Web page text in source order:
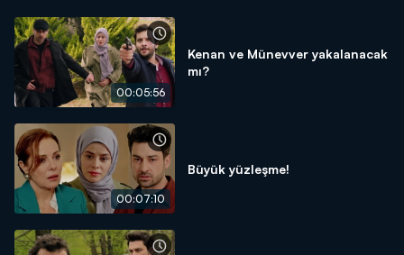
00:05:56
Kenan ve Münevver yakalanacak
mı?
00:07:10
Büyük yüzleşme!